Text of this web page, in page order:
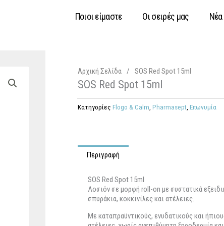
Ποιοι είμαστε Οι σειρές μας Νέα
Αρχική Σελίδα / SOS Red Spot 15ml
SOS Red Spot 15ml
Κατηγορίες Flogo & Calm Pharmasept Επωνυμία
Περιγραφή
SOS Red Spot 15ml
Λοσιόν σε μορφή roll-on με συστατικά
σπυράκια, κοκκινίλες και ατέλειες.
Με καταπραϋντικούς, ενυδατικούς και